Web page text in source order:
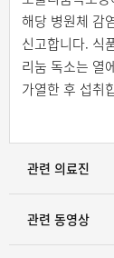
해당 병원체 감
신고합니다. 식
리눔 독소는 열
가열한 후 섭취
관련 의료진
관련 동영상